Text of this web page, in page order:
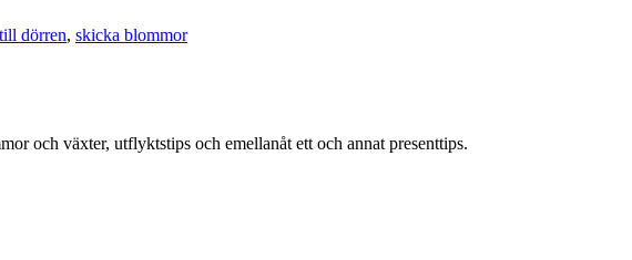
dörren, skicka blommor
och växter, utflyktstips och emellanåt ett och annat presenttips.